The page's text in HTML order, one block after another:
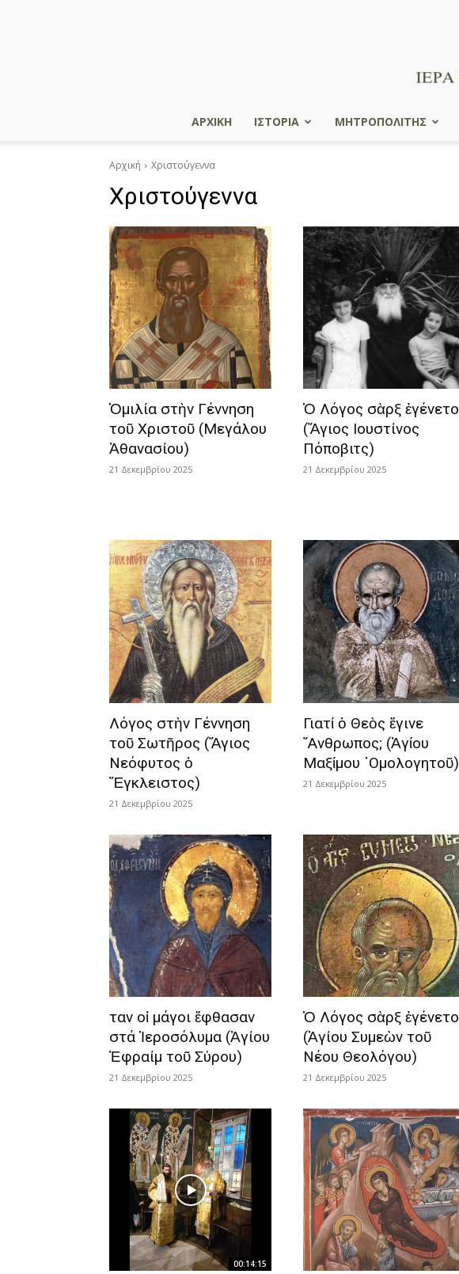
ΑΡΧΙΚΗ ΙΣΤΟΡΙΑ ΜΗΤΡΟΠΟΛΙΤΗΣ
Αρχική Χριστούγεννα
Χριστούγεννα
Ὁμιλία στὴν Γέννηση
τοῦ Χριστοῦ (Μεγάλου
Ἀθανασίου)
21 Δεκεμβρίου 2025
Ὁ Λόγος σὰρξ ἐγένετο
(Ἅγιος Ιουστίνος
Πόποβιτς)
21 Δεκεμβρίου 2025
Λόγος στὴν Γέννηση
τοῦ Σωτῆρος (Ἅγιος
Νεόφυτος ὁ
Ἔγκλειστος)
21 Δεκεμβρίου 2025
Γιατί ὁ Θεὸς ἔγινε
῎Ανθρωπος; (Ἁγίου
Μαξίμου ῾Ομολογητοῦ)
21 Δεκεμβρίου 2025
Ὅταν οἱ μάγοι ἔφθασαν
στά Ἱεροσόλυμα (Ἁγίου
Ἐφραίμ τοῦ Σύρου)
21 Δεκεμβρίου 2025
Ὁ Λόγος σὰρξ ἐγένετο
(Ἁγίου Συμεὼν τοῦ
Νέου Θεολόγου)
21 Δεκεμβρίου 2025
00:14:15